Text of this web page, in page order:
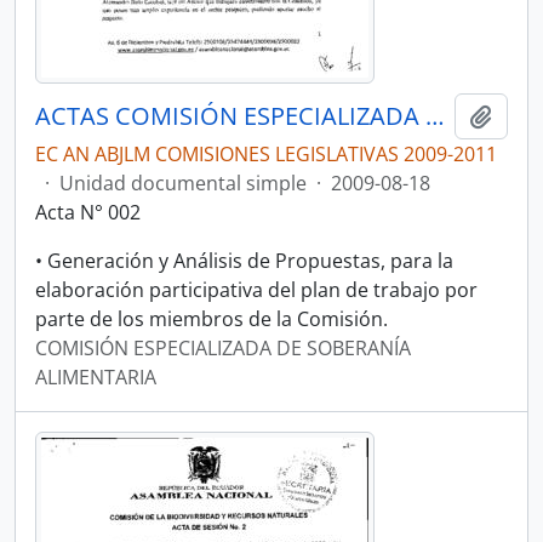
ACTAS COMISIÓN ESPECIALIZADA DE SOBERANÍA ALIMENTARIA, DESARROLLO DEL SECTOR AGROPECUARIO Y PESQUERO.
EC AN ABJLM COMISIONES LEGISLATIVAS 2009-2011
· Unidad documental simple · 2009-08-18
Acta N° 002
• Generación y Análisis de Propuestas, para la
elaboración participativa del plan de trabajo por
parte de los miembros de la Comisión.
COMISIÓN ESPECIALIZADA DE SOBERANÍA
ALIMENTARIA